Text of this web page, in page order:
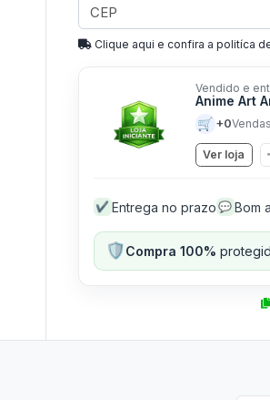
Clique aqui e confira a politíca
Vendido e
Anime Art
🛒 +0Vendas
Ver loja
✔ Entrega no prazo 💬 Bom
🛡️Compra 100%